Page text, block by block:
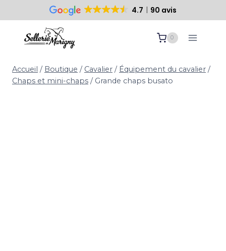
4.7 90 avis
10 ans d’expertise
Paiement sécurisé
0
Accueil / Boutique / Cavalier / Équipement du cavalier /
Chaps et mini-chaps / Grande chaps busato